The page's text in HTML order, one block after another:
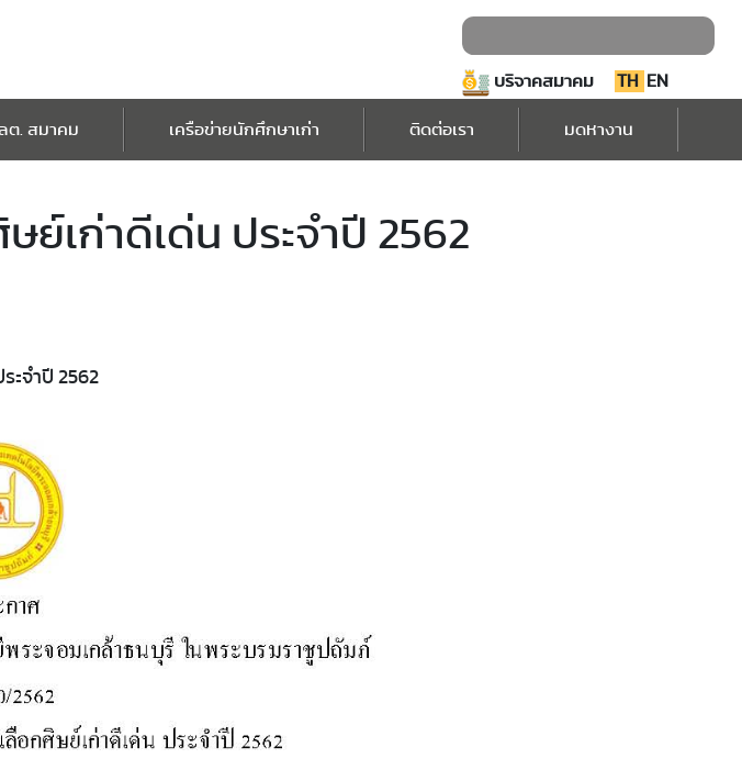
บริจาคสมาคม TH EN
ต. สมาคม เครือข่ายนักศึกษาเก่า ติดต่อเรา มดหางาน
เก่า​ดีเด่น​ ประจำปี​ 2562
ะจำปี​ 2562